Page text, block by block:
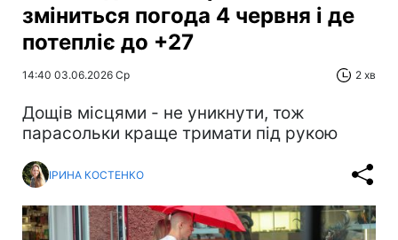
зміниться погода 4 червня і де
потепліє до +27
14:40 03.06.2026 Ср 2 хв
Дощів місцями - не уникнути, тож
парасольки краще тримати під рукою
ІРИНА КОСТЕНКО